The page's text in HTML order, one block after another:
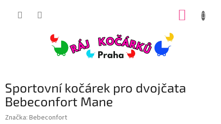
Sportovní kočárek pro dvojčata
Bebeconfort Mane
Značka: Bebeconfort